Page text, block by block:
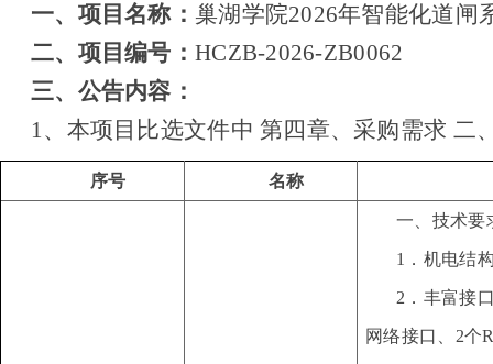
一、项目名称： 巢湖学院2026年智能化道闸
二、项目编号： HCZB-2026-ZB0062
三、公告内容：
1、本项目比选文件中 第四章、采购需求 二
序号 名称
一、技术要
1．机电结
2．丰富接
网络接口、2个